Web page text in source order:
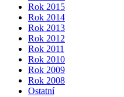
Rok 2015
Rok 2014
Rok 2013
Rok 2012
Rok 2011
Rok 2010
Rok 2009
Rok 2008
Ostatní